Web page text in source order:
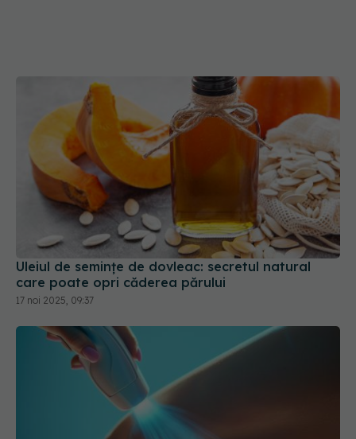
Uleiul de semințe de dovleac: secretul natural
care poate opri căderea părului
17 noi 2025, 09:37